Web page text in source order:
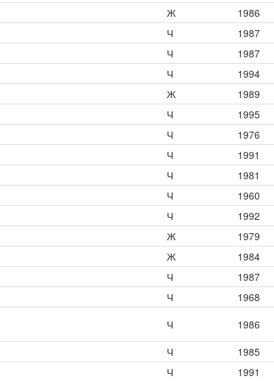
Ж 1986
Ч 1987
Ч 1987
Ч 1994
Ж 1989
Ч 1995
Ч 1976
Ч 1991
Ч 1981
Ч 1960
Ч 1992
Ж 1979
Ж 1984
Ч 1987
Ч 1968
Ч 1986
Ч 1985
Ч 1991